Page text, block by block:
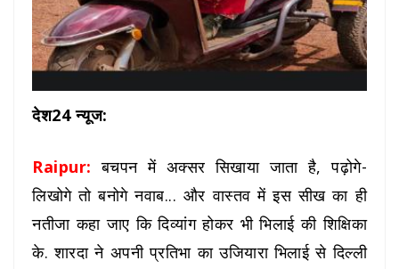
देश24 न्यूज:
Raipur: बचपन में अक्सर सिखाया जाता है, पढ़ोगे-
लिखोगे तो बनोगे नवाब... और वास्तव में इस सीख का ही
नतीजा कहा जाए कि दिव्यांग होकर भी भिलाई की शिक्षिका
के. शारदा ने अपनी प्रतिभा का उजियारा भिलाई से दिल्ली